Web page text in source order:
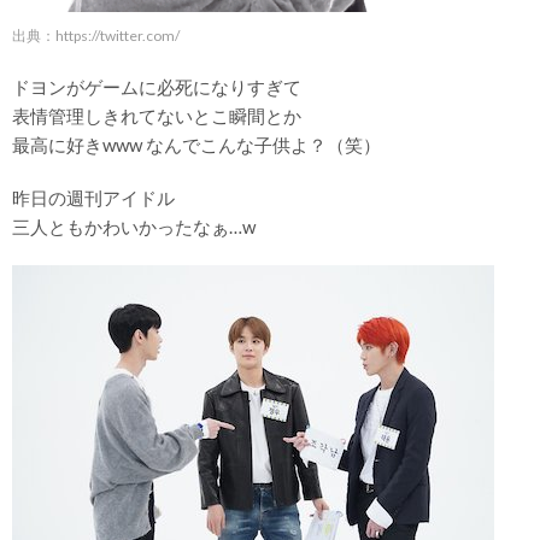
出典： https://twitter.com/
ドヨンがゲームに必死になりすぎて
表情管理しきれてないとこ瞬間とか
最高に好きwww なんでこんな子供よ？（笑）
昨日の週刊アイドル
三人ともかわいかったなぁ…w